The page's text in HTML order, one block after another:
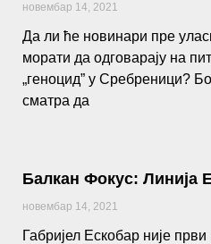
новембар 14, 2021
Да ли ће новинари пре
морати да одговарају на
„геноцид” у Сребреници?
сматра да
Балкан Фокус: Линија
новембар 14, 2021
Габријел Ескобар није